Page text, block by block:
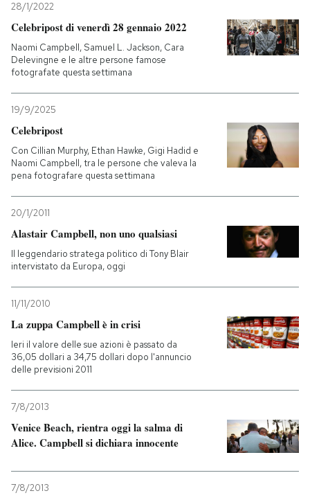
28/1/2022
Celebripost di venerdì 28 gennaio 2022
Naomi Campbell, Samuel L. Jackson, Cara
Delevingne e le altre persone famose
fotografate questa settimana
19/9/2025
Celebripost
Con Cillian Murphy, Ethan Hawke, Gigi Hadid e
Naomi Campbell, tra le persone che valeva la
pena fotografare questa settimana
20/1/2011
Alastair Campbell, non uno qualsiasi
Il leggendario stratega politico di Tony Blair
intervistato da Europa, oggi
11/11/2010
La zuppa Campbell è in crisi
Ieri il valore delle sue azioni è passato da
36,05 dollari a 34,75 dollari dopo l'annuncio
delle previsioni 2011
7/8/2013
Venice Beach, rientra oggi la salma di
Alice. Campbell si dichiara innocente
7/8/2013